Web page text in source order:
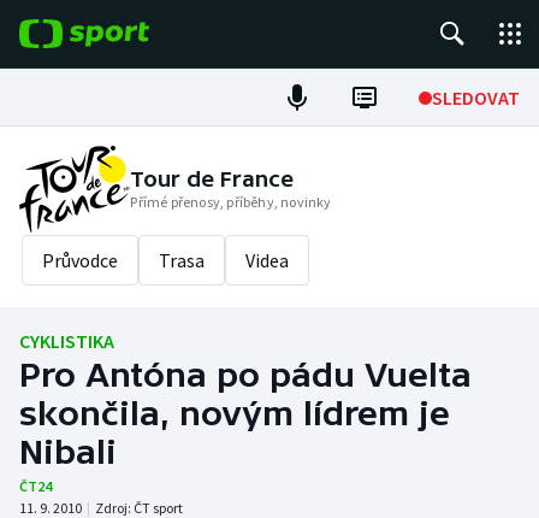
SLEDOVAT
Fotbal
Hokej
Tenis
Cyklistika
DALŠÍ SPORTY
Americký fotbal
NEPŘEHLÉDNĚTE
Tour de France
Přímé přenosy, příběhy, novinky
Průvodce Trasa Videa
CYKLISTIKA
Pro Antóna po pádu Vuelta
skončila, novým lídrem je
Nibali
ČT24
11. 9. 2010 | Zdroj: ČT sport